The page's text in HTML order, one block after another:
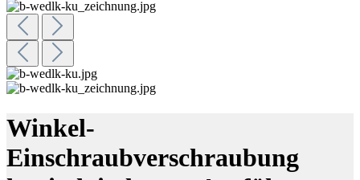
Winkel-
Einschraubverschraubung